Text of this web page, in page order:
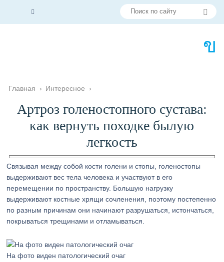
Главная › Интересное ›
Артроз голеностопного сустава:
как вернуть походке былую
легкость
Связывая между собой кости голени и стопы, голеностопы
выдерживают вес тела человека и участвуют в его
перемещении по пространству. Большую нагрузку
выдерживают костные хрящи сочленения, поэтому постепенно
по разным причинам они начинают разрушаться, истончаться,
покрываться трещинами и отламываться.
На фото виден патологический очаг